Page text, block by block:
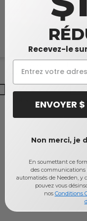
Performance Capital pour
jeunes
Recevez-le
ENVOYER
Non merci, je
En soumettant ce
des communications
automatisés de Needen, y
pouvez vous
nos Conditions